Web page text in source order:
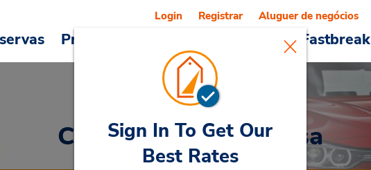
Promoções Veículos e serviços Fastbreak
Login Registrar Aluguer de negócios
Car RentalSanta Rosa
Sign In To Get Our
Best Rates